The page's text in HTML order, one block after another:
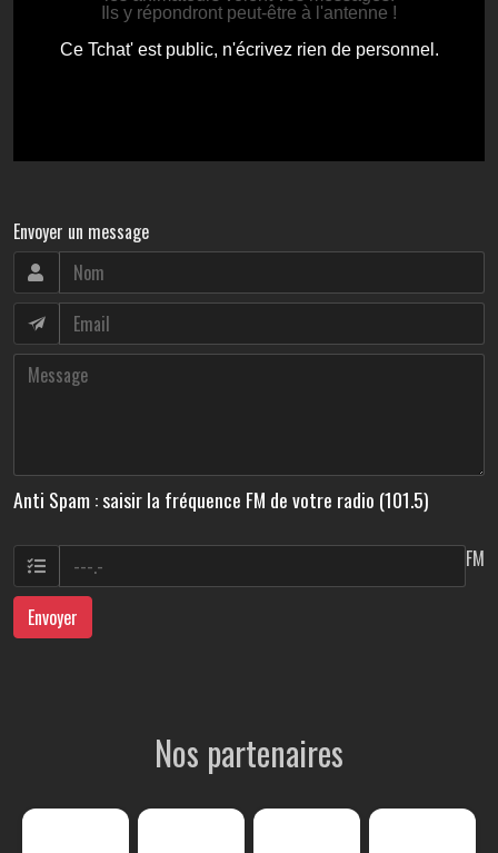
Envoyer un message
Anti Spam : saisir la fréquence FM de votre radio (101.5)
FM
Envoyer
Nos partenaires